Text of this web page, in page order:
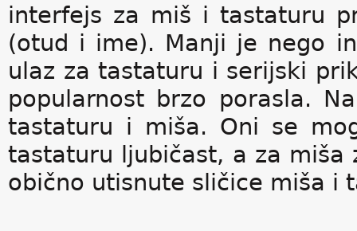
interfejs za miš i tastaturu
(otud i ime). Manji je nego
ulaz za tastaturu i serijski
popularnost brzo porasla.
tastaturu i miša. Oni se
tastaturu ljubičast, a za miša
obično utisnute sličice miša i